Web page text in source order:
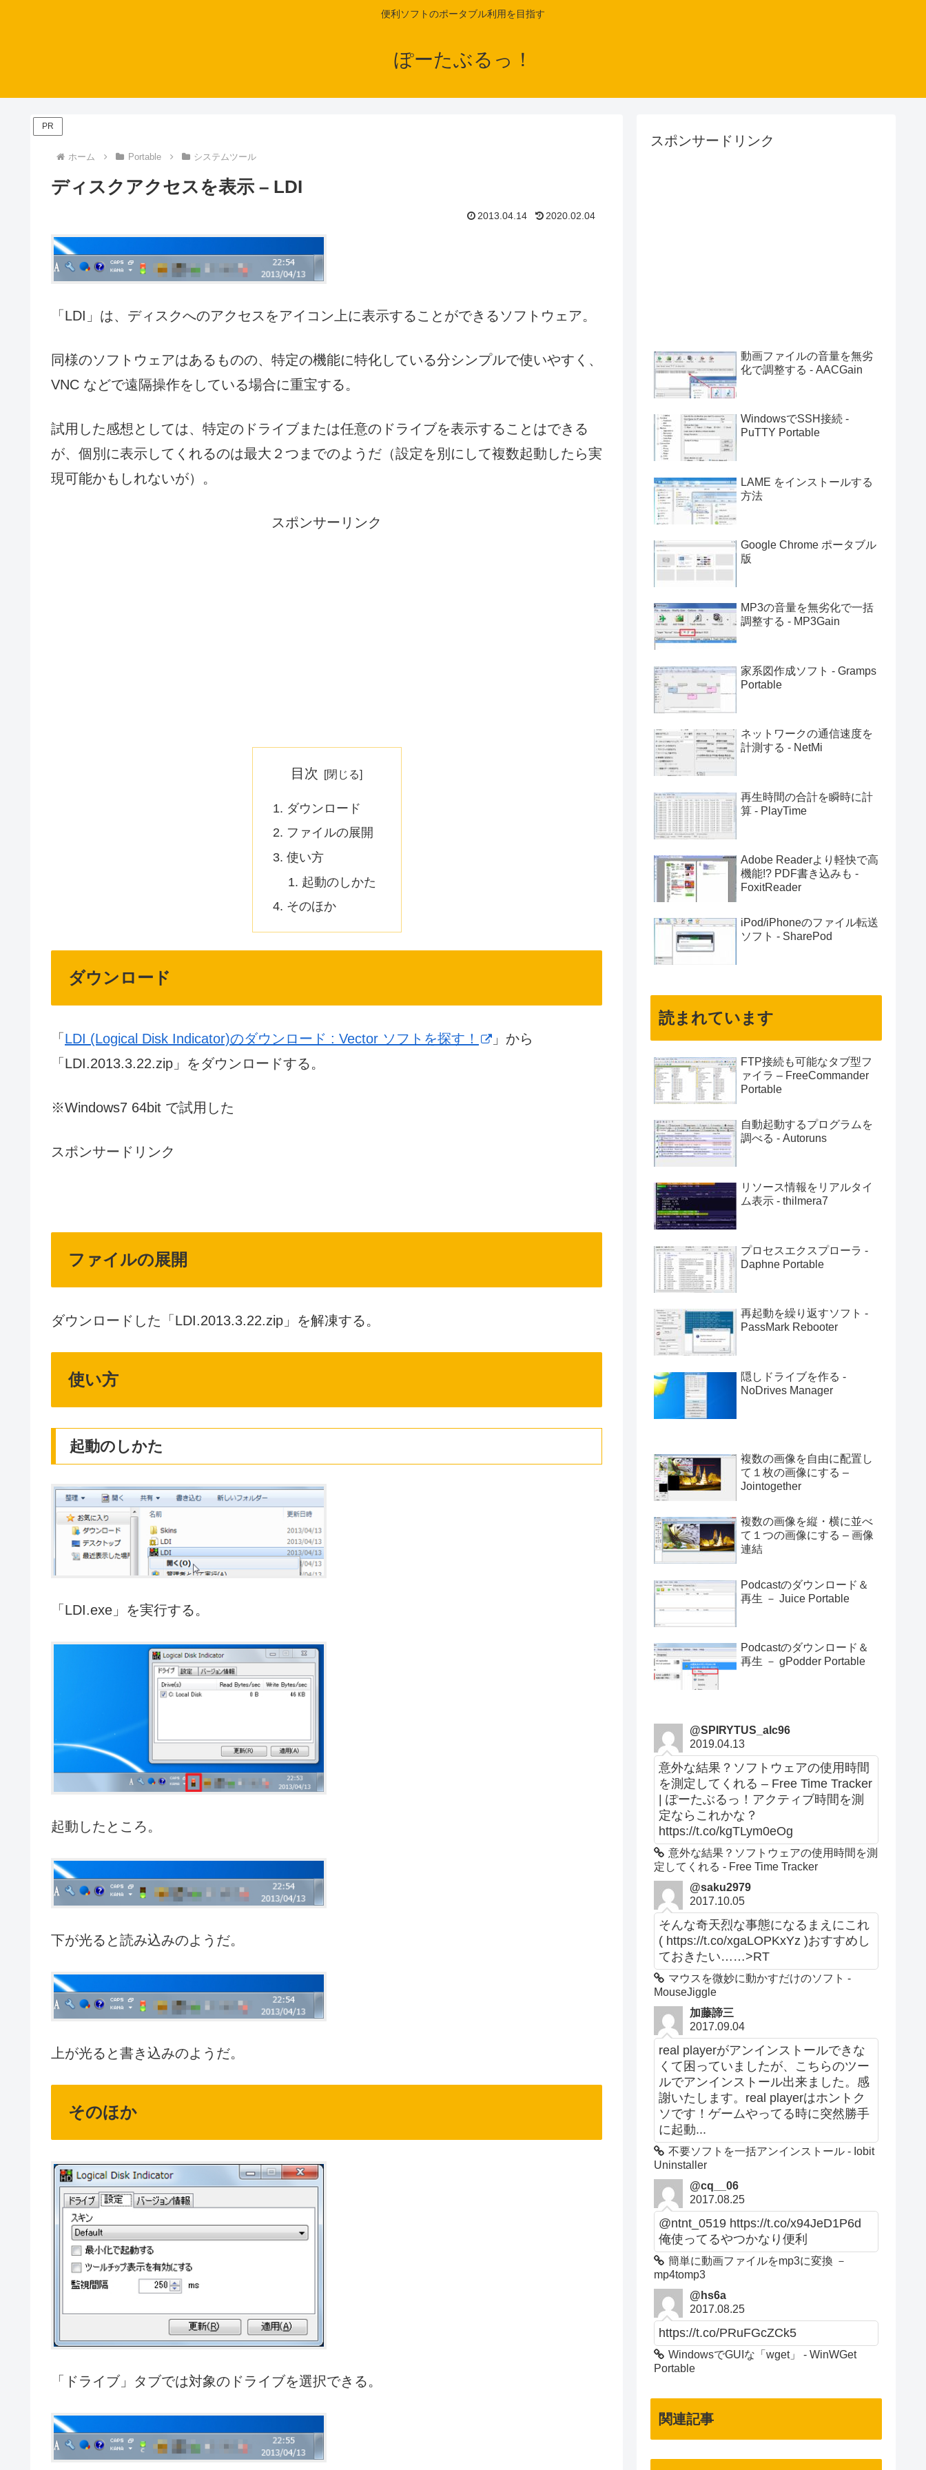
便利ソフトのポータブル利用を目指す
ぽーたぶるっ！
PR
ホーム Portable システムツール
ディスクアクセスを表示 – LDI
2013.04.14 2020.02.04
「LDI」は、ディスクへのアクセスをアイコン上に表示することができるソフトウェア。
同様のソフトウェアはあるものの、特定の機能に特化している分シンプルで使いやすく、
VNC などで遠隔操作をしている場合に重宝する。
試用した感想としては、特定のドライブまたは任意のドライブを表示することはできる
が、個別に表示してくれるのは最大２つまでのようだ（設定を別にして複数起動したら実
現可能かもしれないが）。
スポンサーリンク
目次
ダウンロード
ファイルの展開
使い方
起動のしかた
そのほか
ダウンロード
「 LDI (Logical Disk Indicator)のダウンロード : Vector ソフトを探す！
」から
「LDI.2013.3.22.zip」をダウンロードする。
※Windows7 64bit で試用した
スポンサードリンク
ファイルの展開
ダウンロードした「LDI.2013.3.22.zip」を解凍する。
使い方
起動のしかた
「LDI.exe」を実行する。
起動したところ。
下が光ると読み込みのようだ。
上が光ると書き込みのようだ。
そのほか
「ドライブ」タブでは対象のドライブを選択できる。
スポンサードリンク
動画ファイルの音量を無劣
化で調整する - AACGain
WindowsでSSH接続 -
PuTTY Portable
LAME をインストールする
方法
Google Chrome ポータブル
版
MP3の音量を無劣化で一括
調整する - MP3Gain
家系図作成ソフト - Gramps
Portable
ネットワークの通信速度を
計測する - NetMi
再生時間の合計を瞬時に計
算 - PlayTime
Adobe Readerより軽快で高
機能!? PDF書き込みも -
FoxitReader
iPod/iPhoneのファイル転送
ソフト - SharePod
読まれています
FTP接続も可能なタブ型フ
ァイラ – FreeCommander
Portable
自動起動するプログラムを
調べる - Autoruns
リソース情報をリアルタイ
ム表示 - thilmera7
プロセスエクスプローラ -
Daphne Portable
再起動を繰り返すソフト -
PassMark Rebooter
隠しドライブを作る -
NoDrives Manager
複数の画像を自由に配置し
て１枚の画像にする –
Jointogether
複数の画像を縦・横に並べ
て１つの画像にする – 画像
連結
Podcastのダウンロード＆
再生 － Juice Portable
Podcastのダウンロード＆
再生 － gPodder Portable
@SPIRYTUS_alc96
2019.04.13
意外な結果？ソフトウェアの使用時間
を測定してくれる – Free Time Tracker
| ぽーたぶるっ！アクティブ時間を測
定ならこれかな？
https://t.co/kgTLym0eOg
意外な結果？ソフトウェアの使用時間を測
定してくれる - Free Time Tracker
@saku2979
2017.10.05
そんな奇天烈な事態になるまえにこれ
( https://t.co/xgaLOPKxYz )おすすめし
ておきたい……>RT
マウスを微妙に動かすだけのソフト -
MouseJiggle
加藤諦三
2017.09.04
real playerがアンインストールできな
くて困っていましたが、こちらのツー
ルでアンインストール出来ました。感
謝いたします。real playerはホントク
ソです！ゲームやってる時に突然勝手
に起動...
不要ソフトを一括アンインストール - Iobit
Uninstaller
@cq__06
2017.08.25
@ntnt_0519 https://t.co/x94JeD1P6d
俺使ってるやつかなり便利
簡単に動画ファイルをmp3に変換 －
mp4tomp3
@hs6a
2017.08.25
https://t.co/PRuFGcZCk5
WindowsでGUIな「wget」 - WinWGet
Portable
関連記事